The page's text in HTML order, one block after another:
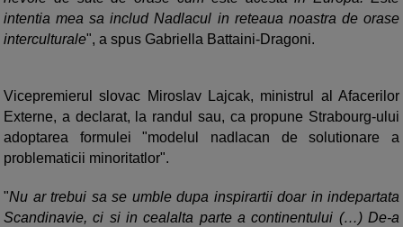
intentia mea sa includ Nadlacul in reteaua noastra de orase
interculturale", a spus Gabriella Battaini-Dragoni.
Vicepremierul slovac Miroslav Lajcak, ministrul al Afacerilor
Externe, a declarat, la randul sau, ca propune Strabourg-ului
adoptarea formulei "modelul nadlacan de solutionare a
problematicii minoritatlor".
"Nu ar trebui sa se umble dupa inspirartii doar in indepartata
Scandinavie, ci si in cealalta parte a continentului (…) De-a